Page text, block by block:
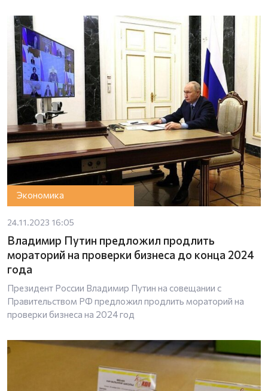
Экономика
24.11.2023 16:05
Владимир Путин предложил продлить
мораторий на проверки бизнеса до конца 2024
года
Президент России Владимир Путин на совещании с
Правительством РФ предложил продлить мораторий на
проверки бизнеса на 2024 год